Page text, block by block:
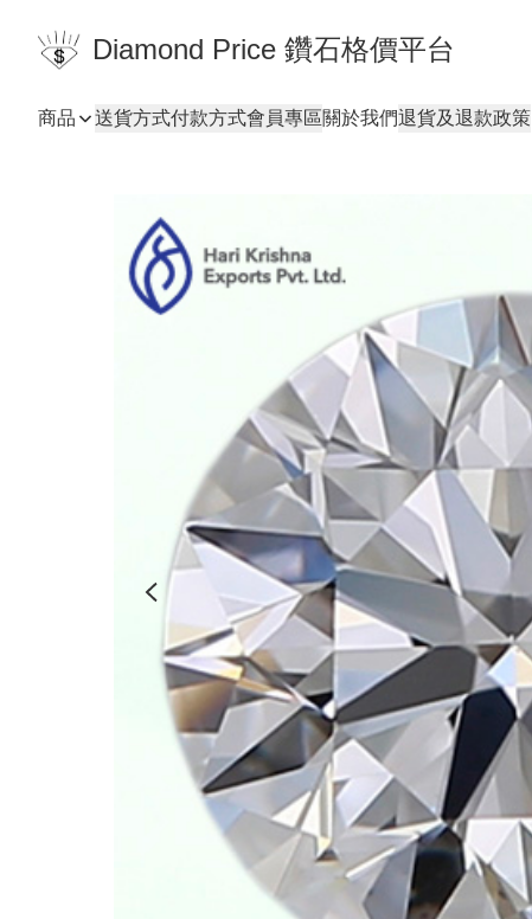
Diamond Price 鑽石格價平台
商品 送貨方式付款方式會員專區關於我們退貨及退款政策